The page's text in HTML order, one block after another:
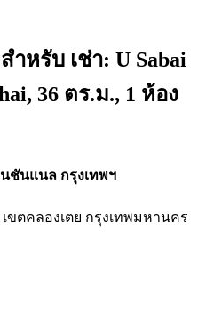
ำหรับ เช่า: U Sabai
36 ตร.ม., 1 ห้อง
นชันแนล กรุงเทพฯ
ขตคลองเตย กรุงเทพมหานคร